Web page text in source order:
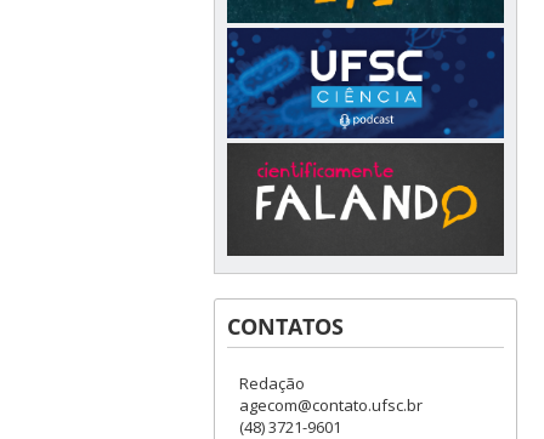
CONTATOS
Redação
agecom@contato.ufsc.br
(48) 3721-9601